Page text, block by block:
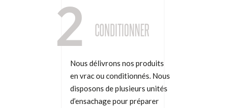
2 CONDITIONNER
Nous délivrons nos produits
en vrac ou conditionnés. Nous
disposons de plusieurs unités
d’ensachage pour préparer